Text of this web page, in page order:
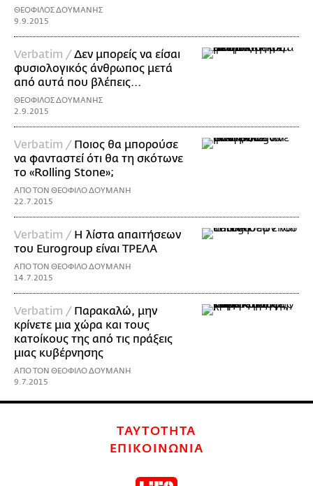
ΘΕΟΦΙΛΟΣ ΔΟΥΜΑΝΗΣ
9.9.2015
Verbatim /Δεν μπορείς να είσαι
φυσιολογικός άνθρωπος μετά
από αυτά που βλέπεις...
ΘΕΟΦΙΛΟΣ ΔΟΥΜΑΝΗΣ
2.9.2015
Verbatim / Ποιος θα μπορούσε
να φανταστεί ότι θα τη σκότωνε
το «Rolling Stone»;
ΑΠΟ ΤΟΝ ΘΕΟΦΙΛΟ ΔΟΥΜΑΝΗ
22.7.2015
Verbatim / Η λίστα απαιτήσεων
του Eurogroup είναι ΤΡΕΛΑ
ΑΠΟ ΤΟΝ ΘΕΟΦΙΛΟ ΔΟΥΜΑΝΗ
14.7.2015
Verbatim / Παρακαλώ, μην
κρίνετε μια χώρα και τους
κατοίκους της από τις πράξεις
μιας κυβέρνησης
ΑΠΟ ΤΟΝ ΘΕΟΦΙΛΟ ΔΟΥΜΑΝΗ
9.7.2015
ΤΑΥΤΟΤΗΤΑ
ΕΠΙΚΟΙΝΩΝΙΑ